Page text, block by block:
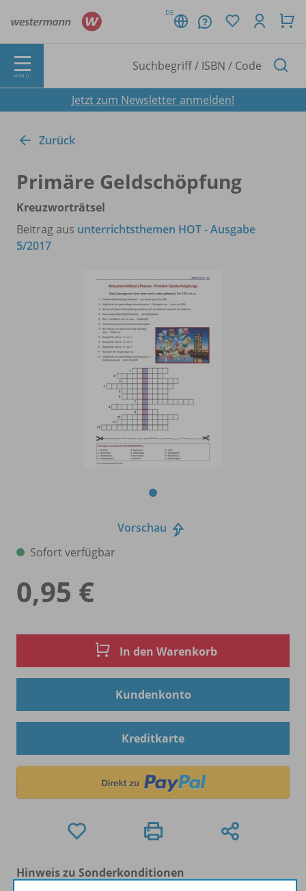
DE
MENÜ
Jetzt zum Newsletter anmelden!
Zurück
Primäre Geldschöpfung
Kreuzworträtsel
Beitrag aus unterrichtsthemen HOT - Ausgabe
5/2017
Vorschau
Sofort verfügbar
0,95 €
In den Warenkorb
Kundenkonto
Kreditkarte
Hinweis zu Sonderkonditionen